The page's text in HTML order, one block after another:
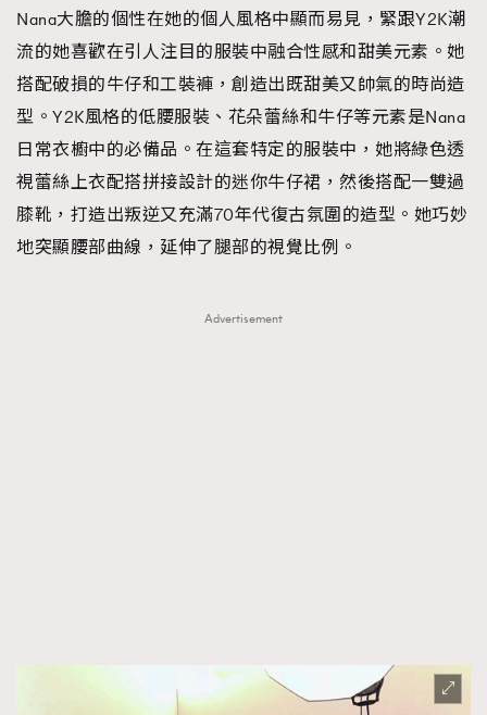
Nana大膽的個性在她的個人風格中顯而易見，緊跟Y2K潮
流的她喜歡在引人注目的服裝中融合性感和甜美元素。她
搭配破損的牛仔和工裝褲，創造出既甜美又帥氣的時尚造
型。Y2K風格的低腰服裝、花朵蕾絲和牛仔等元素是Nana
日常衣櫥中的必備品。在這套特定的服裝中，她將綠色透
視蕾絲上衣配搭拼接設計的迷你牛仔裙，然後搭配一雙過
膝靴，打造出叛逆又充滿70年代復古氛圍的造型。她巧妙
地突顯腰部曲線，延伸了腿部的視覺比例。
Advertisement